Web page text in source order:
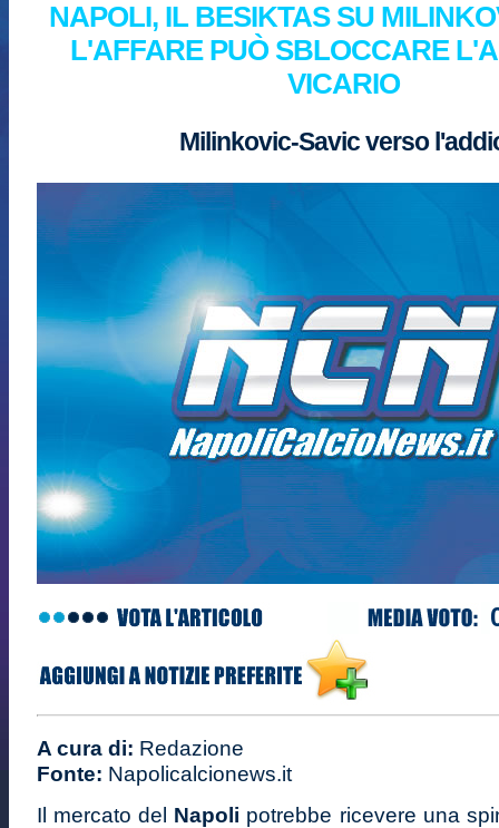
NAPOLI, IL BESIKTAS SU
L'AFFARE PUÒ SBLOCCARE
VICARIO
Milinkovic-Savic verso
A cura di: Redazione
Fonte: Napolicalcionews.it
Il mercato del Napoli potrebbe ricevere una